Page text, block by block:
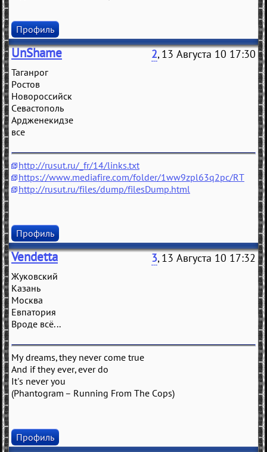
Профиль
UnShame 2, 13 Августа 10 17:30
Таганрог
Ростов
Новороссийск
Севастополь
Ардженекидзе
все
http://rusut.ru/_fr/14/links.txt
https://www.mediafire.com/folder/1ww9zpl63q2pc/RT
http://rusut.ru/files/dump/filesDump.html
Профиль
Vendetta 3, 13 Августа 10 17:32
Жуковский
Казань
Москва
Евпатория
Вроде всё...
My dreams, they never come true
And if they ever, ever do
It's never you
(Phantogram – Running From The Cops)
Профиль